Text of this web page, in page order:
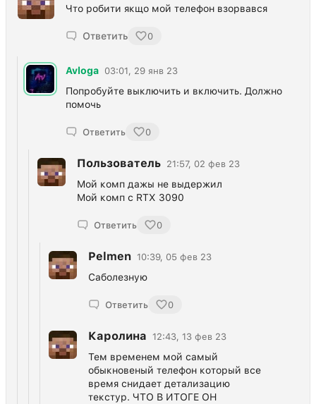
Что робити якщо мой телефон взорвався
Ответить 0
Avloga 03:01, 29 янв 23
Попробуйте выключить и включить. Должно
помочь
Ответить 0
Пользователь 21:57, 02 фев 23
Мой комп дажы не выдержил
Мой комп с RTX 3090
Ответить 0
Pelmen 10:39, 05 фев 23
Саболезную
Ответить 0
Каролина 12:43, 13 фев 23
Тем временем мой самый
обыкновеный телефон который все
время снидает детализацию
текстур. ЧТО В ИТОГЕ ОН